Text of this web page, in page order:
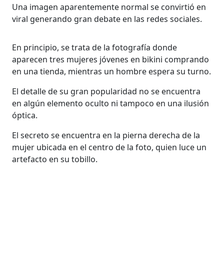
Una imagen aparentemente normal se convirtió en
viral generando gran debate en las redes sociales.
En principio, se trata de la fotografía donde
aparecen tres mujeres jóvenes en bikini comprando
en una tienda, mientras un hombre espera su turno.
El detalle de su gran popularidad no se encuentra
en algún elemento oculto ni tampoco en una ilusión
óptica.
El secreto se encuentra en la pierna derecha de la
mujer ubicada en el centro de la foto, quien luce un
artefacto en su tobillo.